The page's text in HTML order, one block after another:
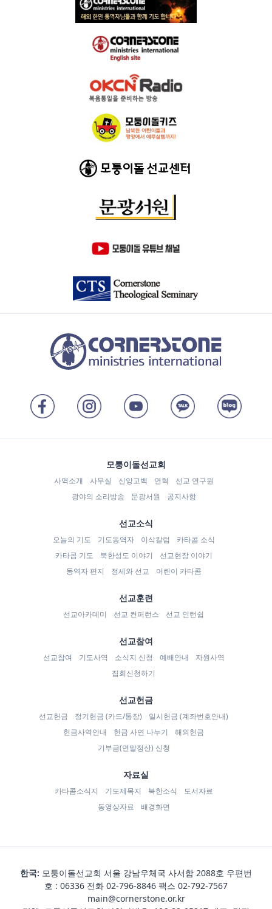
모퉁이돌선교회
사역소개 사무실 신앙고백 연혁
선교 연구원
광야의 소리방송
문광서원 공지사항
선교소식
오늘의 기도 기도동역자 이삭칼럼
카타콤 소식
카타콤 기도
북한성도 이야기
선교현장 이야기
동역자 편지
정세와 선교 어린이 카타콤
선교훈련
선교아카데미 선교 컨퍼런스 선교 인턴쉽
선교참여
선교참여 기도사역 소식지 신청 예배안내
자원사역
집회신청하기
선교헌금
선교헌금 정기헌금 (카드/통장)
일시헌금 (계좌번호안내)
헌금사역안내
헌금 사연 나누기
해외헌금
기부금(연말정산) 신청
자료실
카타콤소식지 기도제목지 북한소식
도서자료
동영상자료
배경화면
한국: 모퉁이돌선교회 서울 강남우체국 사서함 2088호 우편번
호 : 06336 전화 02-796-8846 팩스 02-792-7567
main@cornerstone.or.kr